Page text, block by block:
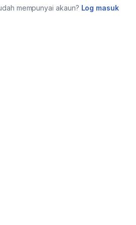
mempunyai akaun? Log masuk